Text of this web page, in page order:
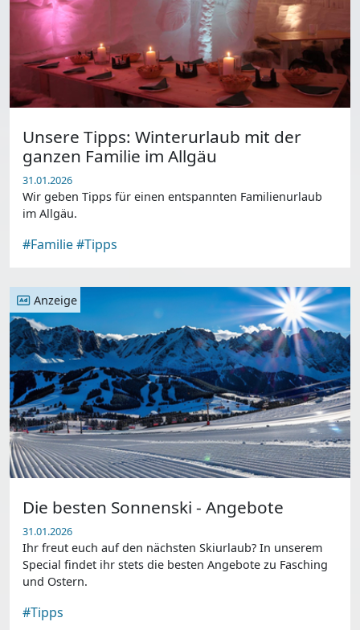
Unsere Tipps: Winterurlaub mit der
ganzen Familie im Allgäu
31.01.2026
Wir geben Tipps für einen entspannten Familienurlaub
im Allgäu.
#Familie#Tipps
Anzeige
Die besten Sonnenski - Angebote
31.01.2026
Ihr freut euch auf den nächsten Skiurlaub? In unserem
Special findet ihr stets die besten Angebote zu Fasching
und Ostern.
#Tipps